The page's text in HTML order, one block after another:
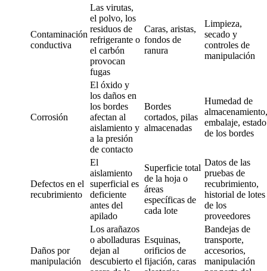
Contaminación
conductiva
Las virutas,
el polvo, los
residuos de
refrigerante o
el carbón
provocan
fugas
Caras, aristas,
fondos de
ranura
Limpieza,
secado y
controles de
manipulación
Corrosión
El óxido y
los daños en
los bordes
afectan al
aislamiento y
a la presión
de contacto
Bordes
cortados, pilas
almacenadas
Humedad de
almacenamiento,
embalaje, estado
de los bordes
Defectos en el
recubrimiento
El
aislamiento
superficial es
deficiente
antes del
apilado
Superficie total
de la hoja o
áreas
específicas de
cada lote
Datos de las
pruebas de
recubrimiento,
historial de lotes
de los
proveedores
Daños por
manipulación
Los arañazos
o abolladuras
dejan al
descubierto el
Esquinas,
orificios de
fijación, caras
Bandejas de
transporte,
accesorios,
manipulación